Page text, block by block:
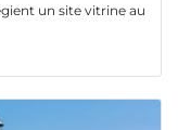
un site vitrine au